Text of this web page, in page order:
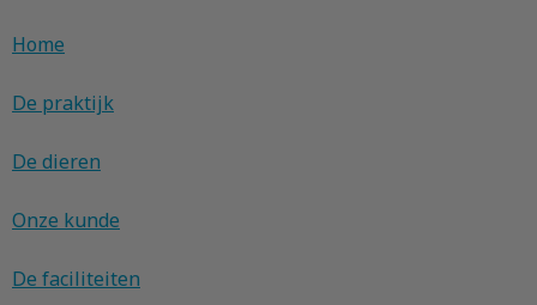
Home
De praktijk
De dieren
Onze kunde
De faciliteiten